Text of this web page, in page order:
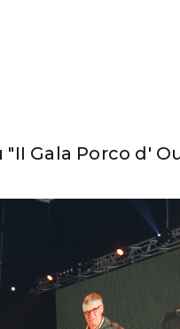
Gala Porco d'